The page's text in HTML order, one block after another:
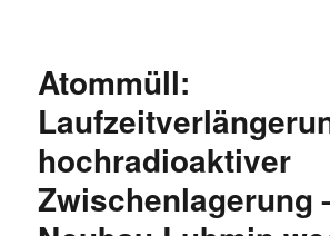
Atommüll:
hochradioaktiver
Zwischenlagerung